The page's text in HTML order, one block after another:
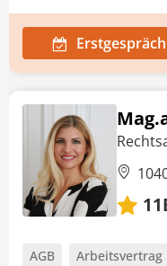
Erstgespräch
11
AGB Arbeitsvertrag